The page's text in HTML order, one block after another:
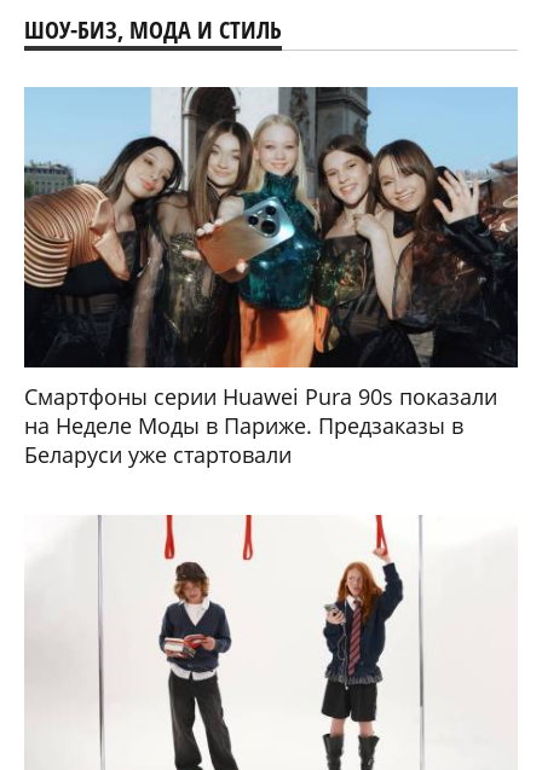
ШОУ-БИЗ, МОДА И СТИЛЬ
Смартфоны серии Huawei Pura 90s показали
на Неделе Моды в Париже. Предзаказы в
Беларуси уже стартовали